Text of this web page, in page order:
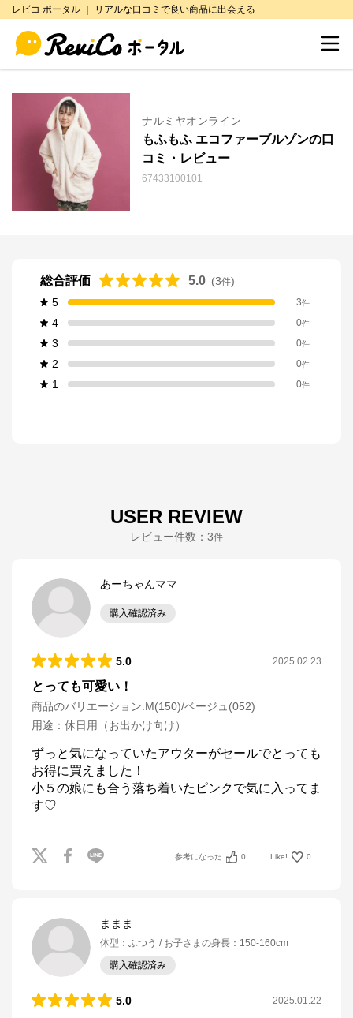
レビコ ポータル ｜ リアルな口コミで良い商品に出会える
ナルミヤオンライン
もふもふ エコファーブルゾンの口
コミ・レビュー
67433100101
総合評価 5.0 (3件)
5
3件
4 0件
3 0件
2 0件
1 0件
USER REVIEW
レビュー件数： 3件
あーちゃんママ
購入確認済み
5.0 2025.02.23
とっても可愛い！
商品のバリエーション:M(150)/ベージュ(052)
用途 ： 休日用（お出かけ向け）
ずっと気になっていたアウターがセールでとっても
お得に買えました！
小５の娘にも合う落ち着いたピンクで気に入ってま
す♡
参考になった 0 Like! 0
ままま
体型 ： ふつう お子さまの身長 ： 150-160cm
購入確認済み
5.0 2025.01.22